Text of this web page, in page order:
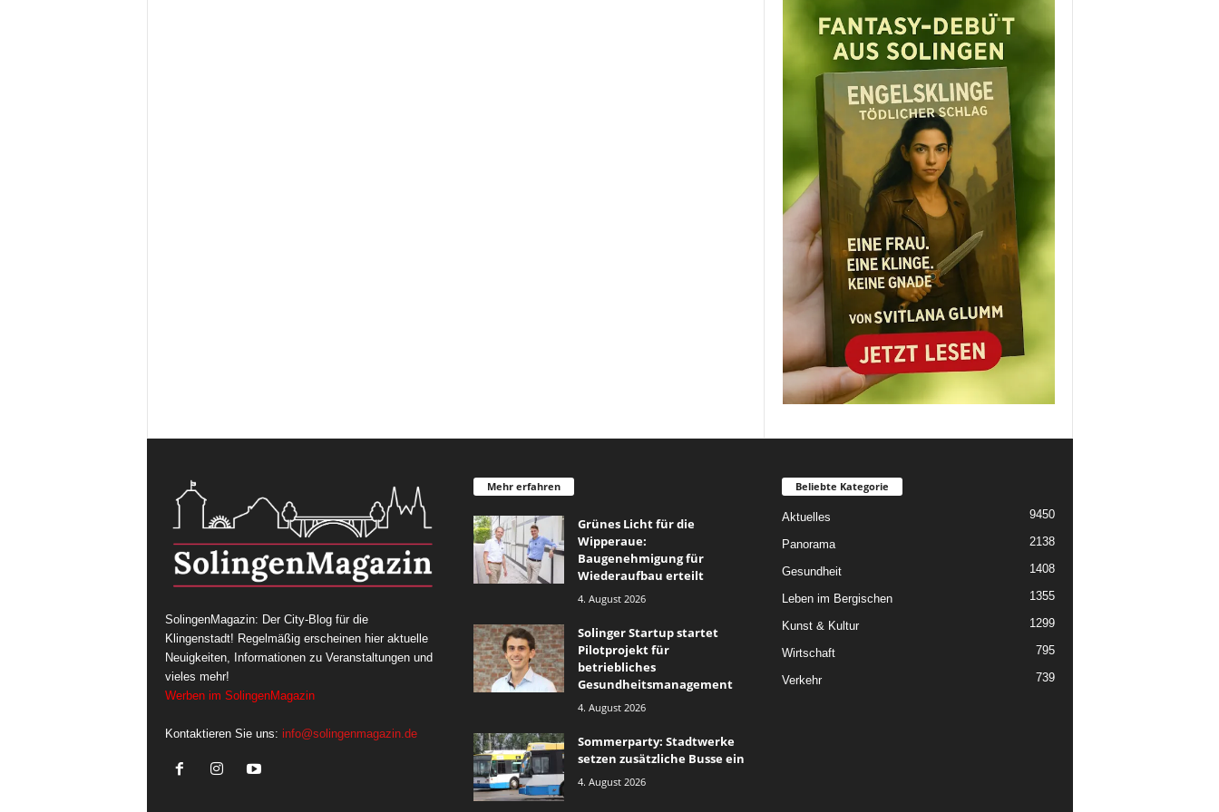
SolingenMagazin: Der City-Blog für die
Klingenstadt! Regelmäßig erscheinen hier aktuelle
Neuigkeiten, Informationen zu Veranstaltungen und
vieles mehr!
Werben im SolingenMagazin
Kontaktieren Sie uns: info@solingenmagazin.de
Mehr erfahren
Grünes Licht für die
Wipperaue:
Baugenehmigung für
Wiederaufbau erteilt
4. August 2026
Solinger Startup startet
Pilotprojekt für
betriebliches
Gesundheitsmanagement
4. August 2026
Sommerparty: Stadtwerke
setzen zusätzliche Busse ein
4. August 2026
Beliebte Kategorie
Aktuelles 9450
Panorama 2138
Gesundheit 1408
Leben im Bergischen 1355
Kunst & Kultur 1299
Wirtschaft 795
Verkehr 739